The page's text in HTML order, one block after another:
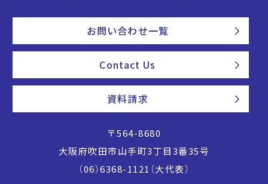
お問い合わせ一覧
Contact Us
資料請求
〒564-8680
大阪府吹田市山手町3丁目3番35号
（06）6368-1121（大代表）